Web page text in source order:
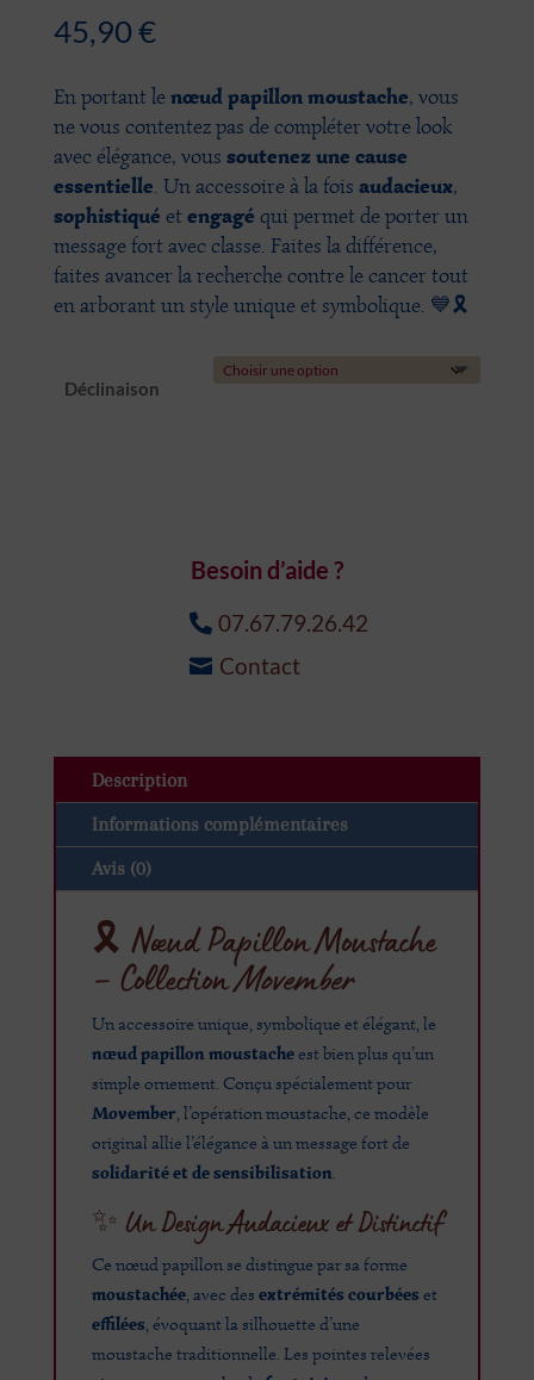
45,90€
En portant lenœud papillon moustache, vous
ne vous contentez pas de compléter votre look
avec élégance, vous soutenez une cause
essentielle. Un accessoire à la fois audacieux,
sophistiqué etengagé qui permet de porter un
message fort avec classe. Faites la différence,
faites avancer la recherche contre le cancer tout
en arborant un style unique et symbolique. 💙🎗️
Déclinaison
Besoin d’aide ?
07.67.79.26.42
Contact
Description
Informations complémentaires
Avis (0)
🎗️ Nœud Papillon Moustache
– CollectionMovember
Un accessoire unique, symbolique et élégant, le
nœud papillon moustacheest bien plus qu’un
simple ornement. Conçu spécialement pour
Movember, l’opération moustache, ce modèle
original allie l’élégance à un message fort de
solidarité et de sensibilisation.
✨ Un Design Audacieux et Distinctif
Ce nœud papillon se distingue par sa forme
moustachée, avec des extrémités courbées et
effilées, évoquant la silhouette d’une
moustache traditionnelle. Les pointes relevées